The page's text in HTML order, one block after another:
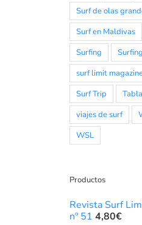
Surf de olas
Surf en Maldivas
Surfing
surf limit
Surf Trip
viajes de surf
WSL
Productos
Revista Surf
nº 51 4,80€